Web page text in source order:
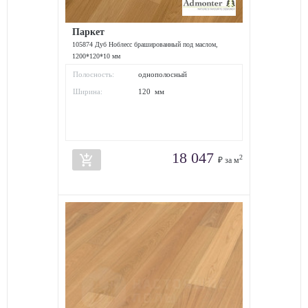
Паркет
105874 Дуб Ноблесс брашированный под маслом,
1200*120*10 мм
Полосность: однополосный
Ширина: 120 мм
add_shopping_cart 18 047 ₽ за м2